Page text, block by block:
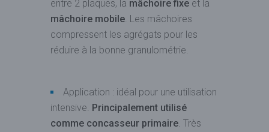
entre 2 plaques, la mâchoire fixe et la
mâchoire mobile . Les mâchoires
compressent les agrégats pour les
réduire à la bonne granulométrie.
Application : idéal pour une utilisation
intensive. Principalement utilisé
comme concasseur primaire . Très